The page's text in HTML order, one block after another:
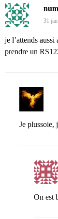
31
je l’attends
prendre un
Je plussoie,
On est